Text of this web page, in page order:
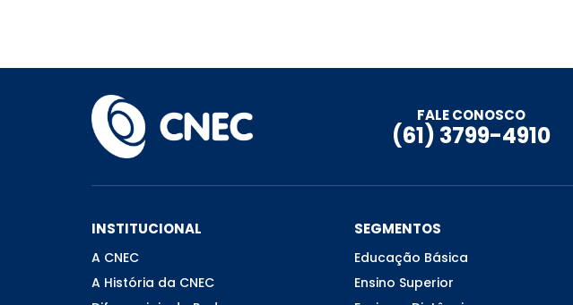
FALE CONOSCO
(61) 3799-4910
INSTITUCIONAL
A CNEC
A História da CNEC
SEGMENTOS
Educação Básica
Ensino Superior